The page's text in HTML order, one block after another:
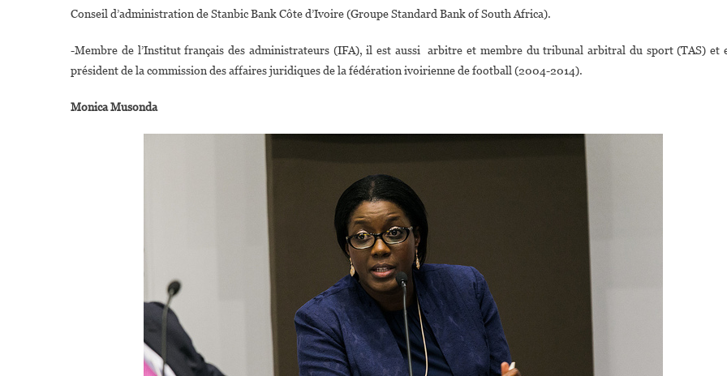
Conseil d’administration de Stanbic Bank Côte d’Ivoire (Groupe Standard Bank of South Africa).
-Membre de l’Institut français des administrateurs (IFA), il est aussi arbitre et membre du tribunal arbitral du sport (TAS) et
président de la commission des affaires juridiques de la fédération ivoirienne de football (2004-2014).
Monica Musonda